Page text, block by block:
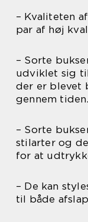
– Kvaliteten
par af høj
– Sorte
udviklet sig
der er blevet
gennem tiden.
– Sorte
stilarter og
for at
– De kan
til både